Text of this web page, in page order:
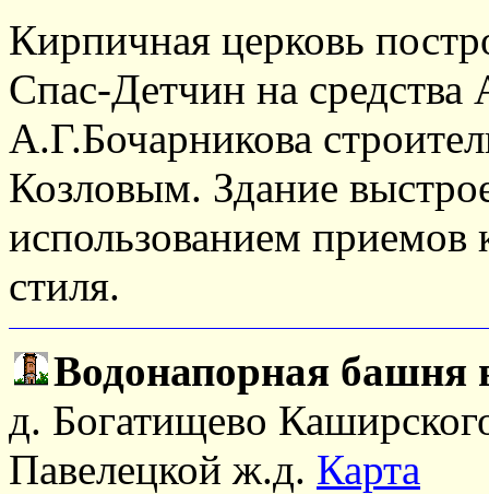
Кирпичная церковь
Спас-Детчин на
А.Г.Бочарникова
Козловым. Здание
использованием приемов
стиля.
Водонапорная башня
д. Богатищево
Павелецкой ж.д. Карта